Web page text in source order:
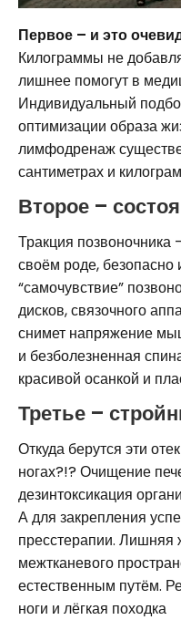
Первое – и это
Килограммы не
лишнее помогут в
Индивидуальный
оптимизации образа
лимфодренаж
сантиметрах и
Второе –
Тракция позвоночника
своём роде,
“самочувствие”
дисков, связочного
снимет напряжение
и безболезненная
красивой осанкой и
Третье –
Откуда берутся эти
ногах?!? Очищение
дезинтоксикация
А для закрепления
пресстерапии. Лишняя
межтканевого
естественным путём.
ноги и лёгкая походка